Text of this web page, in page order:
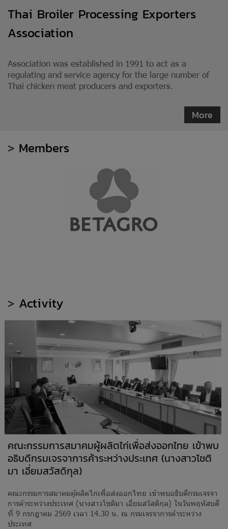
Thai Broiler Processing Exporters
Association
Association was established in 1991 to act as a
regulating and service agency for the large number of
Thai chicken meat producers and exporters.
More
> Members
> Activity
คณะกรรมการสมาคมผู้ผลิตไก่เพื่อส่งออกไทย เข้าพบ
อธิบดีกรมเจรจาการค้าระหว่างประเทศ (นางสาวโชติ
มา เอี่ยมสวัสดิกุล)
คณะกรรมการสมาคมผู้ผลิตไก่เพื่อส่งออกไทย เข้าพบอธิบดีกรมเจรจา
การค้าระหว่างประเทศ (นางสาวโชติมา เอี่ยมสวัสดิกุล) ในวันพฤหัสบดี
ที่ 9 กรกฎาคม 2569 เวลา 14.30 น. ณ กรมเจรจาการค้าระหว่าง
ประเทศ